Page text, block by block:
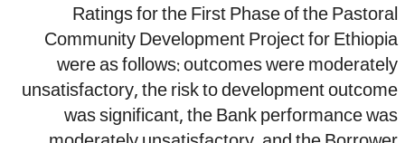
Ratings for the First Phase of the
Community Development Project for
were as follows: outcomes were
unsatisfactory, the risk to development
was significant, the Bank performance